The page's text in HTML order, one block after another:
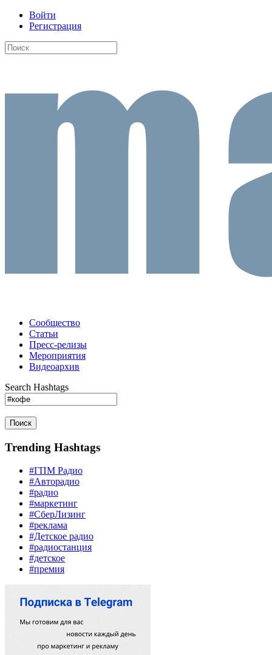
Войти
Регистрация
Сообщество
Статьи
Пресс-релизы
Мероприятия
Видеоархив
Search Hashtags
Поиск
Trending Hashtags
#ГПМ Радио
#Авторадио
#радио
#маркетинг
#СберЛизинг
#реклама
#Детское радио
#радиостанция
#детское
#премия